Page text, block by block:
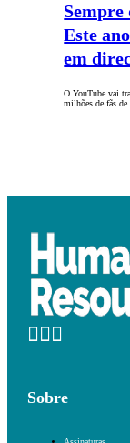
Este
em
O YouTube vai
milhões de fãs
Sobre